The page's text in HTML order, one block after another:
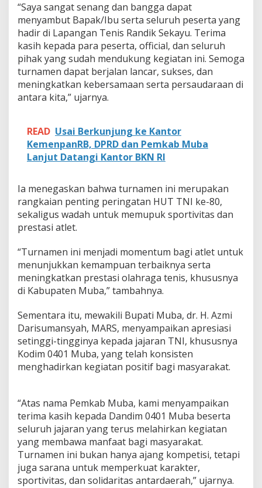
“Saya sangat senang dan bangga dapat
menyambut Bapak/Ibu serta seluruh peserta yang
hadir di Lapangan Tenis Randik Sekayu. Terima
kasih kepada para peserta, official, dan seluruh
pihak yang sudah mendukung kegiatan ini. Semoga
turnamen dapat berjalan lancar, sukses, dan
meningkatkan kebersamaan serta persaudaraan di
antara kita,” ujarnya.
READ Usai Berkunjung ke Kantor
KemenpanRB, DPRD dan Pemkab Muba
Lanjut Datangi Kantor BKN RI
Ia menegaskan bahwa turnamen ini merupakan
rangkaian penting peringatan HUT TNI ke-80,
sekaligus wadah untuk memupuk sportivitas dan
prestasi atlet.
“Turnamen ini menjadi momentum bagi atlet untuk
menunjukkan kemampuan terbaiknya serta
meningkatkan prestasi olahraga tenis, khususnya
di Kabupaten Muba,” tambahnya.
Sementara itu, mewakili Bupati Muba, dr. H. Azmi
Darisumansyah, MARS, menyampaikan apresiasi
setinggi-tingginya kepada jajaran TNI, khususnya
Kodim 0401 Muba, yang telah konsisten
menghadirkan kegiatan positif bagi masyarakat.
“Atas nama Pemkab Muba, kami menyampaikan
terima kasih kepada Dandim 0401 Muba beserta
seluruh jajaran yang terus melahirkan kegiatan
yang membawa manfaat bagi masyarakat.
Turnamen ini bukan hanya ajang kompetisi, tetapi
juga sarana untuk memperkuat karakter,
sportivitas, dan solidaritas antardaerah,” ujarnya.